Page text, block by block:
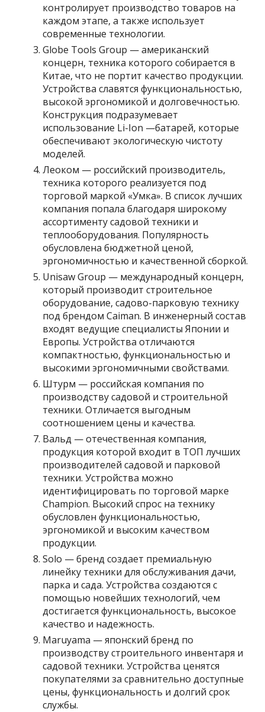
контролирует производство товаров на
каждом этапе, а также использует
современные технологии.
Globe Tools Group — американский
концерн, техника которого собирается в
Китае, что не портит качество продукции.
Устройства славятся функциональностью,
высокой эргономикой и долговечностью.
Конструкция подразумевает
использование Li-Ion —батарей, которые
обеспечивают экологическую чистоту
моделей.
Леоком — российский производитель,
техника которого реализуется под
торговой маркой «Умка». В список лучших
компания попала благодаря широкому
ассортименту садовой техники и
теплооборудования. Популярность
обусловлена бюджетной ценой,
эргономичностью и качественной сборкой.
Unisaw Group — международный концерн,
который производит строительное
оборудование, садово-парковую технику
под брендом Caiman. В инженерный состав
входят ведущие специалисты Японии и
Европы. Устройства отличаются
компактностью, функциональностью и
высокими эргономичными свойствами.
Штурм — российская компания по
производству садовой и строительной
техники. Отличается выгодным
соотношением цены и качества.
Вальд — отечественная компания,
продукция которой входит в ТОП лучших
производителей садовой и парковой
техники. Устройства можно
идентифицировать по торговой марке
Champion. Высокий спрос на технику
обусловлен функциональностью,
эргономикой и высоким качеством
продукции.
Solo — бренд создает премиальную
линейку техники для обслуживания дачи,
парка и сада. Устройства создаются с
помощью новейших технологий, чем
достигается функциональность, высокое
качество и надежность.
Maruyama — японский бренд по
производству строительного инвентаря и
садовой техники. Устройства ценятся
покупателями за сравнительно доступные
цены, функциональность и долгий срок
службы.